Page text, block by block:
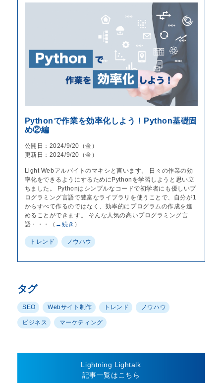
Pythonで作業を効率化しよう！Python基礎固
め②編
公開日：2024/9/20（金）
更新日：2024/9/20（金）
Light Webアルバイトのマキシと言います。 日々の作業の効
率化をできるようにするためにPythonを学習しようと思い立
ちました。 Pythonはシンプルなコードで初学者にも優しいプ
ログラミング言語で豊富なライブラリを使うことで、自分が1
からすべて作るのではなく、効率的にプログラムの作成を進
めることができます。 そんな人気の高いプログラミング言
語・・・（ →続き ）
トレンド ノウハウ
タグ
SEO Webサイト制作 トレンド ノウハウ
ビジネス マーケティング
Lightning Lightalk
記事一覧はこちら